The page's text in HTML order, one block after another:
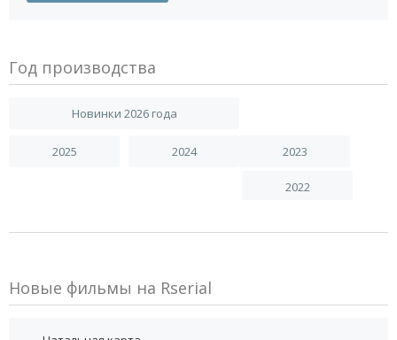
Год производства
Новинки 2026 года
2025 2024 2023
2022
Новые фильмы на Rserial